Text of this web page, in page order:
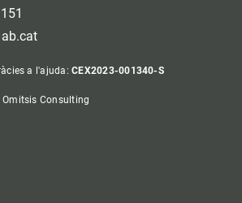
a l'ajuda:CEX2023-001340-S
Consulting